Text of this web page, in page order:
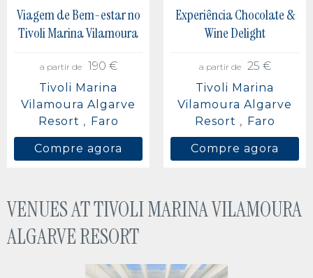
Viagem de Bem-estar no
Tivoli Marina Vilamoura
a partir de
190 €
Tivoli Marina
Vilamoura Algarve
Resort
Faro
Compre agora
Experiência Chocolate &
Wine Delight
a partir de
25 €
Tivoli Marina
Vilamoura Algarve
Resort
Faro
Compre agora
VENUES AT TIVOLI MARINA VILAMOURA
ALGARVE RESORT